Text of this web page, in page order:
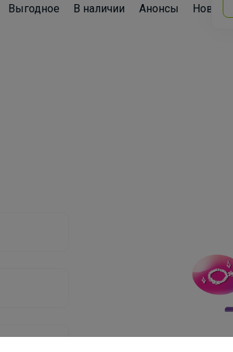
Выгодное В наличии Анонсы Новости